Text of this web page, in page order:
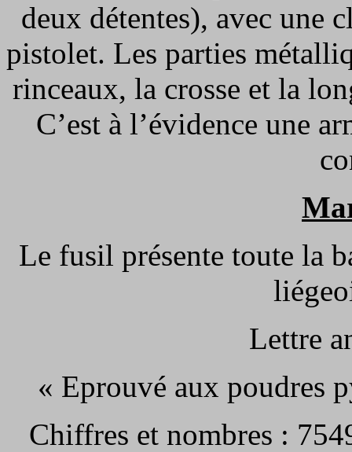
deux détentes), avec une
pistolet. Les parties
rinceaux, la crosse et la
C’est à l’évidence une
Le fusil présente toute la
Lettre
« Eprouvé aux poudres
Chiffres et nombres :